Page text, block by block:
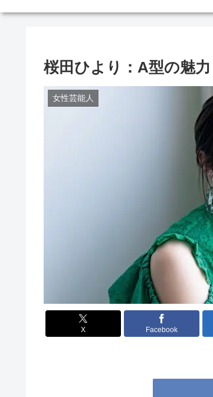
桜田ひより：A型の魅
女性芸能人
X Facebook